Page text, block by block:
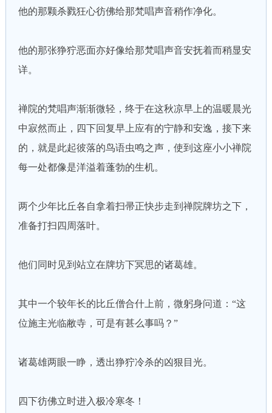
他的那颗杀戮狂心彷佛给那梵唱声音稍作净化。
他的那张狰狞恶面亦好像给那梵唱声音安抚着而稍显安
详。
禅院的梵唱声渐渐微轻，终于在这秋凉早上的温暖晨光
中寂然而止，四下回复早上应有的宁静和安逸，接下来
的，就是此起彼落的鸟语虫鸣之声，使到这座小小禅院
每一处都像是洋溢着蓬勃的生机。
两个少年比丘各自拿着扫帚正快步走到禅院牌坊之下，
准备打扫四周落叶。
他们同时见到站立在牌坊下冥思的诸葛雄。
其中一个较年长的比丘僧合什上前，微躬身问道：“这
位施主光临敝寺，可是有甚么事吗？”
诸葛雄两眼一睁，透出狰狞冷杀的凶狠目光。
四下彷佛立时进入极冷寒冬！